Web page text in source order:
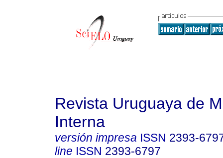
Revista Uruguaya de
Interna
versión impresa ISSN 2393-
line ISSN 2393-6797